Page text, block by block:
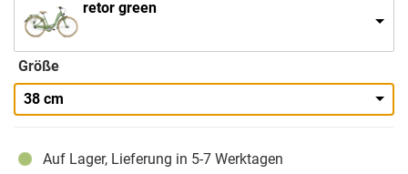
retor green
Größe
38 cm
Auf Lager, Lieferung in 5-7 Werktagen